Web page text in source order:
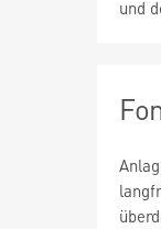
und